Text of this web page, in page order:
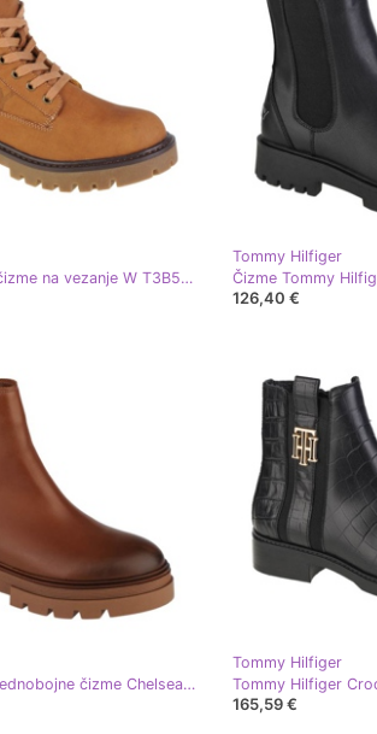
Tommy Hilfiger čizme na vezanje W T3B5-32088-0777206 žuta boja
Tommy Hilfiger
126,40 €
Tommy Hilfiger jednobojne čizme Chelsea M FW0FW05950-GVI smeđa
Tommy Hilfiger
165,59 €